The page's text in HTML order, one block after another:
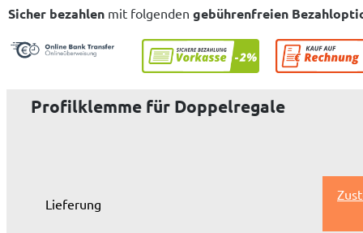
Sicher bezahlen mit folgenden gebührenfreien
Profilklemme für Doppelregale
Lieferung